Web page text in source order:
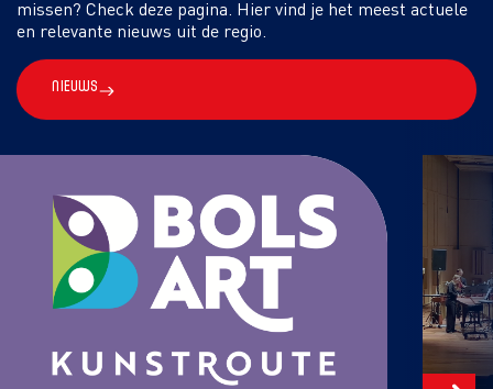
missen? Check deze pagina. Hier vind je het meest actuele
en relevante nieuws uit de regio.
Nieuws